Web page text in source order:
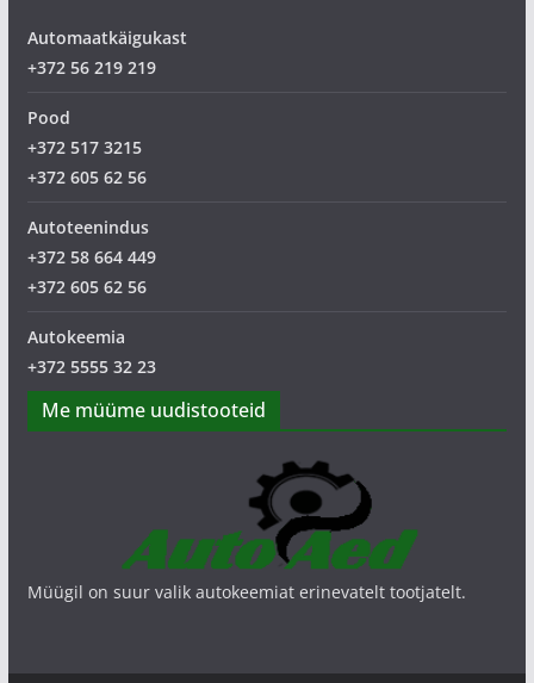
Automaatkäigukast
+372 56 219 219
Pood
+372 517 3215
+372 605 62 56
Autoteenindus
+372 58 664 449
+372 605 62 56
Autokeemia
+372 5555 32 23
Me müüme uudistooteid
Müügil on suur valik autokeemiat erinevatelt tootjatelt.